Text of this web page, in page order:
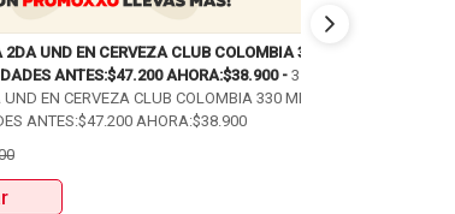
UND EN CERVEZA CLUB COLOMBIA 330
ANTES:$47.200 AHORA:$38.900 -35%
EN CERVEZA CLUB COLOMBIA 330 ML
ANTES:$47.200 AHORA:$38.900